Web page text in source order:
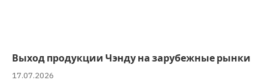
Выход продукции Чэнду на зарубежные рынки
17.07.2026